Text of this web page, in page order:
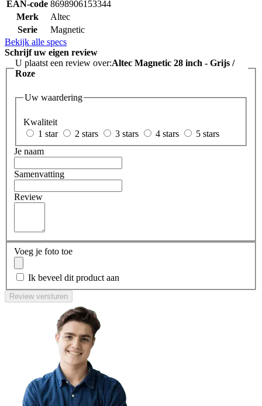
EAN-code 8698906153344
Merk
Altec
Serie
Magnetic
Bekijk alle specs
Schrijf uw eigen review
U plaatst een review over:Altec Magnetic 28 inch - Grijs /
Roze
Uw waardering
Kwaliteit
1 star
2 stars 3 stars 4 stars
5 stars
Je naam
Samenvatting
Review
Voeg je foto toe
Ik beveel dit product aan
Review versturen